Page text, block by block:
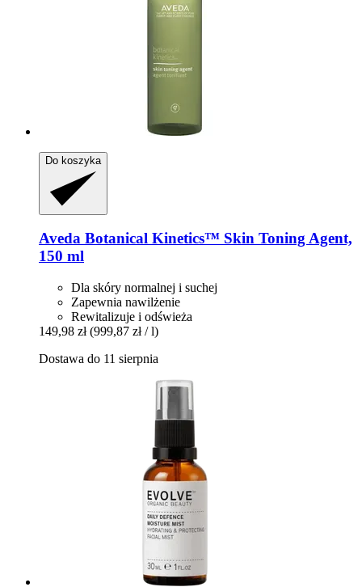
Do koszyka
Aveda Botanical Kinetics™ Skin Toning Agent,
150 ml
Dla skóry normalnej i suchej
Zapewnia nawilżenie
Rewitalizuje i odświeża
149,98 zł (999,87 zł / l)
Dostawa do 11 sierpnia